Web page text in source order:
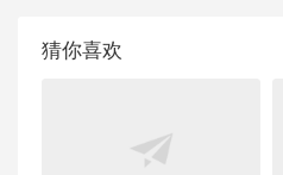
猜你喜欢